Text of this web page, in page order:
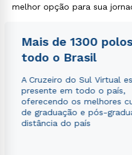
melhor opção para sua
Mais de 1300
todo o Brasil
A Cruzeiro do Sul Virtual
presente em todo o país,
oferecendo os melhores
de graduação e pós-
distância do país
Estou de acordo com a
autorizo que meus dados
envio de conteúdos da